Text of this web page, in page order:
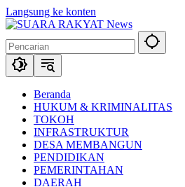
Langsung ke konten
Beranda
HUKUM & KRIMINALITAS
TOKOH
INFRASTRUKTUR
DESA MEMBANGUN
PENDIDIKAN
PEMERINTAHAN
DAERAH